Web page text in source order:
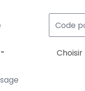
• 2.49%
mois
• 2.49%